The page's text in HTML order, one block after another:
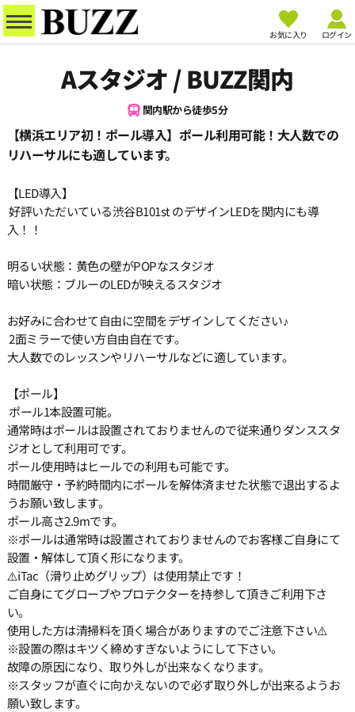
お気に入り ログイン
Aスタジオ / BUZZ関内
関内駅から徒歩5分
【横浜エリア初！ポール導入】ポール利用可能！大人数での
リハーサルにも適しています。
【LED導入】
好評いただいている渋谷B101st のデザインLEDを関内にも導
入！！
明るい状態：黄色の壁がPOPなスタジオ
暗い状態：ブルーのLEDが映えるスタジオ
お好みに合わせて自由に空間をデザインしてください♪
2面ミラーで使い方自由自在です。
大人数でのレッスンやリハーサルなどに適しています。
【ポール】
ポール1本設置可能。
通常時はポールは設置されておりませんので従来通りダンススタ
ジオとして利用可です。
ポール使用時はヒールでの利用も可能です。
時間厳守・予約時間内にポールを解体済ませた状態で退出するよ
うお願い致します。
ポール高さ2.9mです。
※ポールは通常時は設置されておりませんのでお客様ご自身にて
設置・解体して頂く形になります。
⚠️iTac（滑り止めグリップ）は使用禁止です！
ご自身にてグローブやプロテクターを持参して頂きご利用下さ
い。
使用した方は清掃料を頂く場合がありますのでご注意下さい⚠️
※設置の際はキツく締めすぎないようにして下さい。
故障の原因になり、取り外しが出来なくなります。
※スタッフが直ぐに向かえないので必ず取り外しが出来るようお
願い致します。